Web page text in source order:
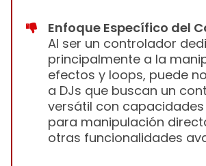
Enfoque Específico del
Al ser un controlador
principalmente a la
efectos y loops, puede
a DJs que buscan un
versátil con
para manipulación
otras funcionalidades